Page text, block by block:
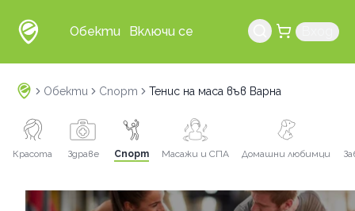
Обекти Включи се
Обекти Спорт Тенис на маса във Варна
Красота Здраве Спорт Масажи и СПА Домашни любимци